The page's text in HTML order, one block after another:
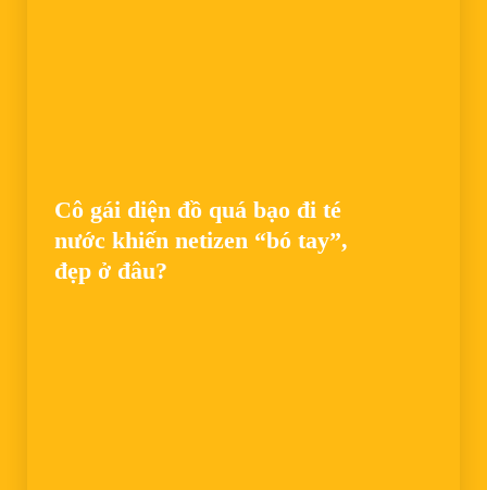
Cô gái diện đồ quá bạo đi té
nước khiến netizen “bó tay”,
đẹp ở đâu?